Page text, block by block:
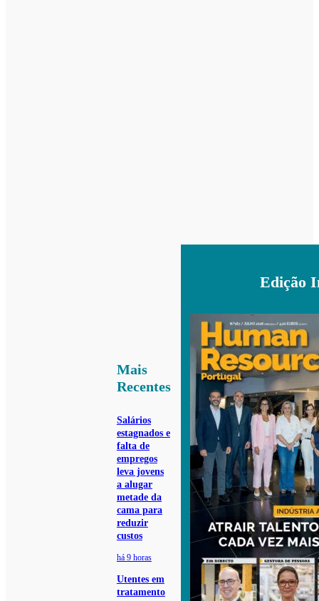
Mais
Recentes
Salários
estagnados e
falta de
empregos
leva jovens
a alugar
metade da
cama para
reduzir
custos
há 9 horas
Utentes em
tratamento
Edição